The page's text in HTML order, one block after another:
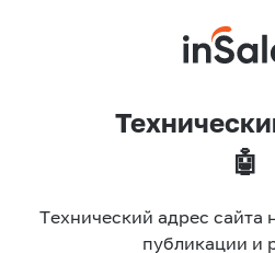
🤖
Технический адрес сайта
публикации и